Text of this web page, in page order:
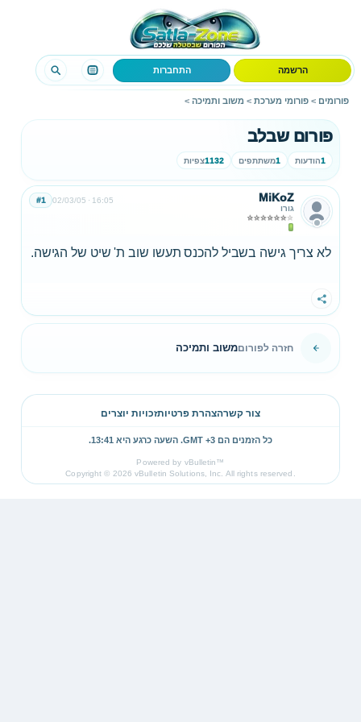
הרשמה התחברות
פורומים > פורומי מערכת > משוב ותמיכה >
פורום שבלב
1הודעות 1משתתפים 1132צפיות
MiKoZ
גורו
02/03/05 16:05
#1
לא צריך גישה בשביל להכנס תעשו שוב ת' שיט של הגישה.
שתף
חזרה לפורוםמשוב ותמיכה
צור קשרהצהרת פרטיותזכויות יוצרים
כל הזמנים הם GMT +3. השעה כרגע היא 13:41
.
Powered by vBulletin™
Copyright © 2026 vBulletin Solutions, Inc. All rights reserved.